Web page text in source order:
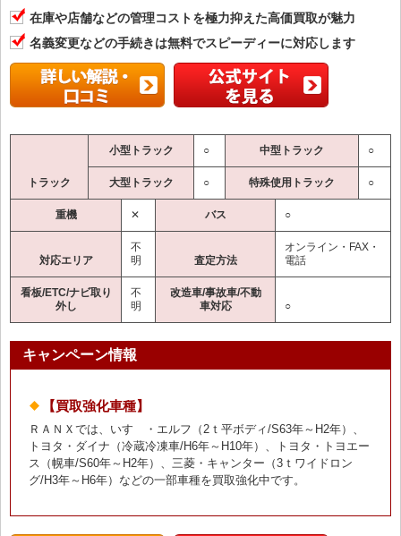
在庫や店舗などの管理コストを極力抑えた高価買取が魅力
名義変更などの手続きは無料でスピーディーに対応します
トラック
小型トラック ○ 中型トラック ○
大型トラック ○ 特殊使用トラック ○
重機 ✕ バス ○
対応エリア
不
明
査定方法
オンライン・FAX・
電話
看板/ETC/ナビ取り
外し
不
明
改造車/事故車/不動
車対応
○
キャンペーン情報
【買取強化車種】
ＲＡＮＸでは、いすゞ・エルフ（2ｔ平ボディ/S63年～H2年）、
トヨタ・ダイナ（冷蔵冷凍車/H6年～H10年）、トヨタ・トヨエー
ス（幌車/S60年～H2年）、三菱・キャンター（3ｔワイドロン
グ/H3年～H6年）などの一部車種を買取強化中です。